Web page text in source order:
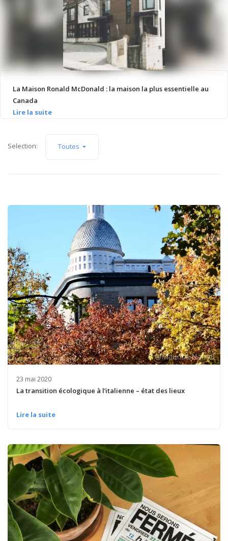
La Maison Ronald McDonald : la maison la plus essentielle au
Canada
Selection: Toutes
23 mai 2020
La transition écologique à l’italienne – état des lieux
Lire la suite